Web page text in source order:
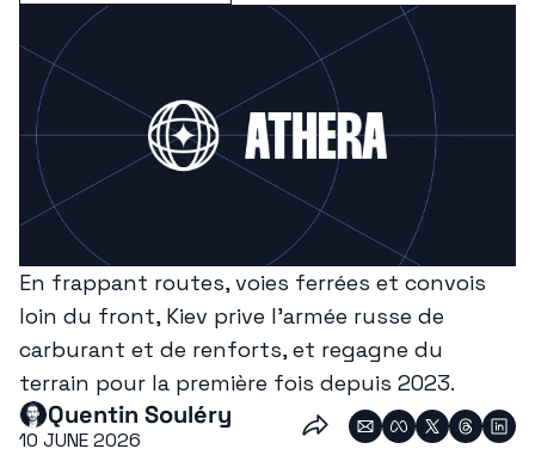
En frappant routes, voies ferrées et convois
loin du front, Kiev prive l'armée russe de
carburant et de renforts, et regagne du
terrain pour la première fois depuis 2023.
Quentin Souléry
10 JUNE 2026